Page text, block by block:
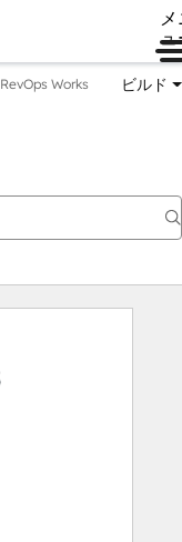
ュ
RevOps Works ビルド